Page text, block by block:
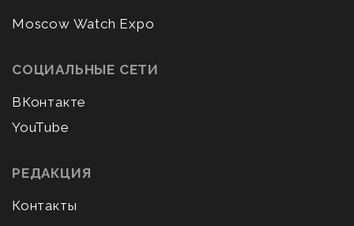
Moscow Watch Expo
СОЦИАЛЬНЫЕ СЕТИ
ВКонтакте
YouTube
РЕДАКЦИЯ
Контакты